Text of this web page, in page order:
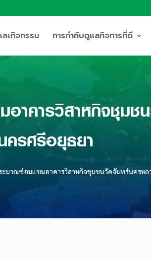
ละกิจกรรม การกำกับดูแลกิจการที่ดี
าคารวิสาหกิจชุมช
ครศรีอยุธยา
ะมาณซ่อมแซมอาคารวิสาหกิจชุมชนวัดจันทร์นครหล